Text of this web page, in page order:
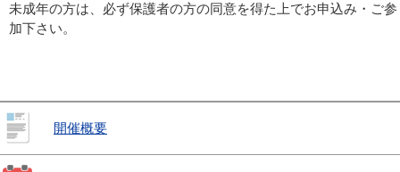
未成年の方は、必ず保護者の方の同意を得た上でお申込み・ご参
加下さい。
開催概要